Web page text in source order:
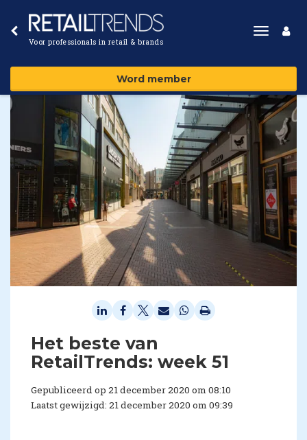
Voor professionals in retail & brands
Toggle
Word member
Het beste van
RetailTrends: week 51
Gepubliceerd op 21 december 2020 om 08:10
Laatst gewijzigd: 21 december 2020 om 09:39